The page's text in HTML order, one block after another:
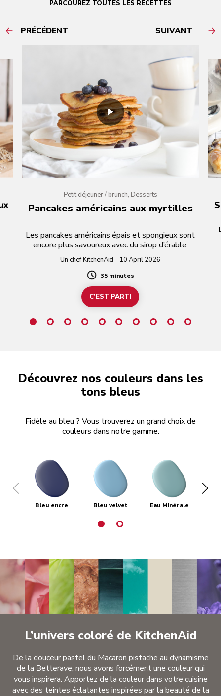
PARCOUREZ TOUTES LES RECETTES
PRÉCÉDENT SUIVANT
Petit déjeuner / brunch, Desserts
Pancakes américains aux myrtilles
Les pancakes américains épais et spongieux sont
encore plus savoureux avec du sirop d’érable.
Un chef KitchenAid - 10 April 2026
Duration
35 minutes
C’EST PARTI
Découvrez nos couleurs dans les
tons bleus
Fidèle au bleu ? Vous trouverez un grand choix de
couleurs dans notre gamme.
Bleu encre Bleu velvet Eau Minérale
L’univers coloré de KitchenAid
De la douceur pastel du Macaron pistache au dynamisme
de la Betterave, nous avons forcément une couleur qui
vous inspirera. Apportez de la couleur dans votre cuisine
avec des teintes éclatantes inspirées par la beauté de la